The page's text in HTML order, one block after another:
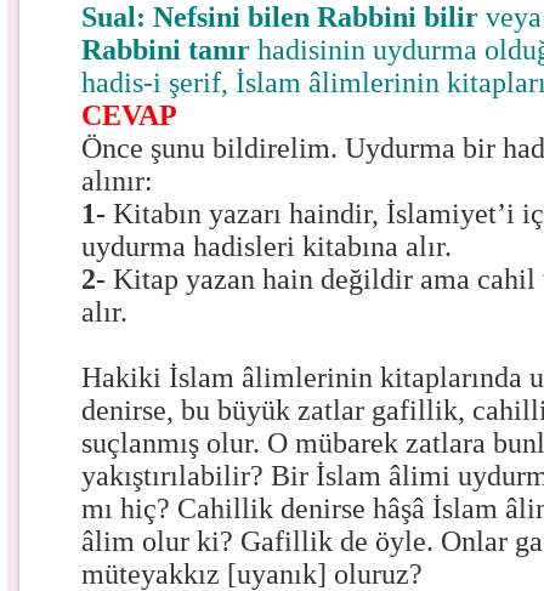
Sual: Nefsini bilen Rabbini bilir
Rabbini tanır hadisinin uydurma
hadis-i şerif, İslam âlimlerinin
CEVAP
Önce şunu bildirelim. Uydurma bir
alınır:
1- Kitabın yazarı haindir, İslamiyet’i
uydurma hadisleri kitabına alır.
2- Kitap yazan hain değildir ama
alır.
Hakiki İslam âlimlerinin kitaplarında
denirse, bu büyük zatlar gafillik,
suçlanmış olur. O mübarek zatlara
yakıştırılabilir? Bir İslam âlimi
mı hiç? Cahillik denirse hâşâ İslam
âlim olur ki? Gafillik de öyle. Onlar
müteyakkız [uyanık] oluruz?